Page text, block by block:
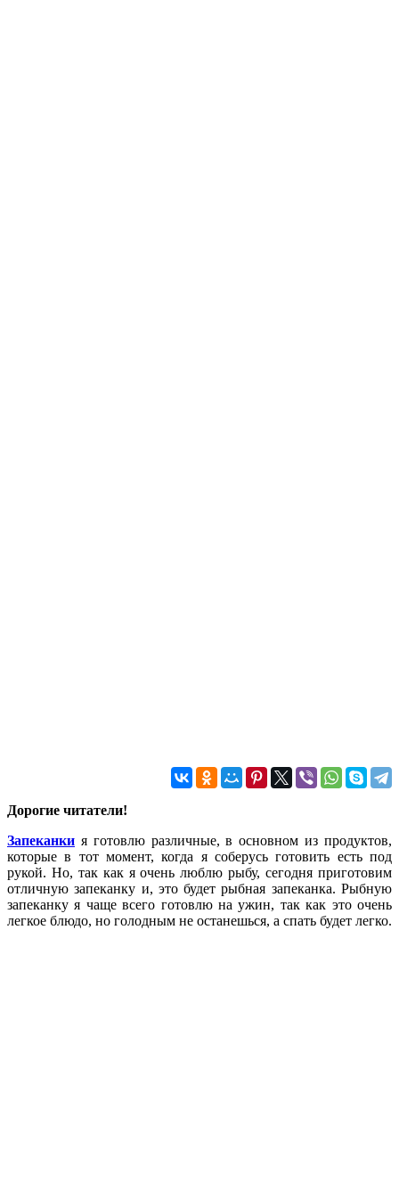
Дорогие читатели!
Запеканки я готовлю различные, в основном из продуктов,
которые в тот момент, когда я соберусь готовить есть под
рукой. Но, так как я очень люблю рыбу, сегодня приготовим
отличную запеканку и, это будет рыбная запеканка. Рыбную
запеканку я чаще всего готовлю на ужин, так как это очень
легкое блюдо, но голодным не останешься, а спать будет легко.